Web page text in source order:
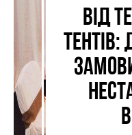
Від
тентів: